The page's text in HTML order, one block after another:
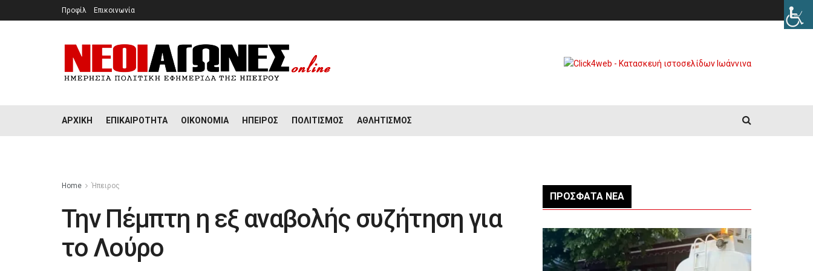
Προφίλ Επικοινωνία
ΑΡΧΙΚΉ ΕΠΙΚΑΙΡΌΤΗΤΑ ΟΙΚΟΝΟΜΊΑ ΉΠΕΙΡΟΣ ΠΟΛΙΤΙΣΜΌΣ ΑΘΛΗΤΙΣΜΌΣ
Home Ήπειρος
Την Πέμπτη η εξ αναβολής συζήτηση για
το Λούρο
ΠΡΌΣΦΑΤΑ ΝΈΑ